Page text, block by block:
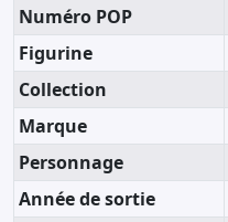
Numéro POP
Figurine
Collection
Marque
Personnage
Année de sortie